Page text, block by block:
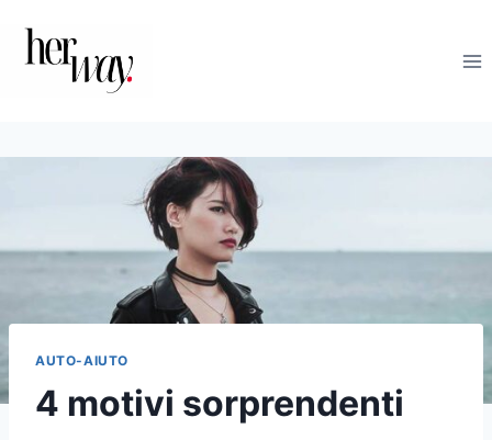
contenuto
AUTO-AIUTO
4 motivi sorprendenti